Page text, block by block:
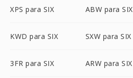
XPS para SIX ABW para SIX
KWD para SIX SXW para SIX
3FR para SIX ARW para SIX